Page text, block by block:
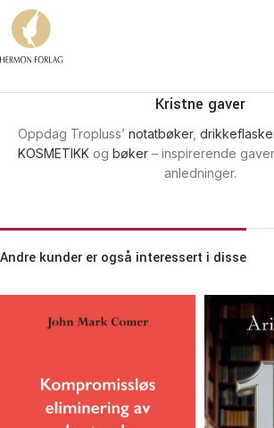
Kristne gaver
Oppdag Tropluss’ notatbøker,
KOSMETIKKog bøker– inspirerende
anledninger.
Andre kunder er også interessert i disse